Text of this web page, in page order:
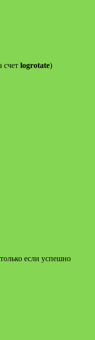
счет logrotate)
если успешно